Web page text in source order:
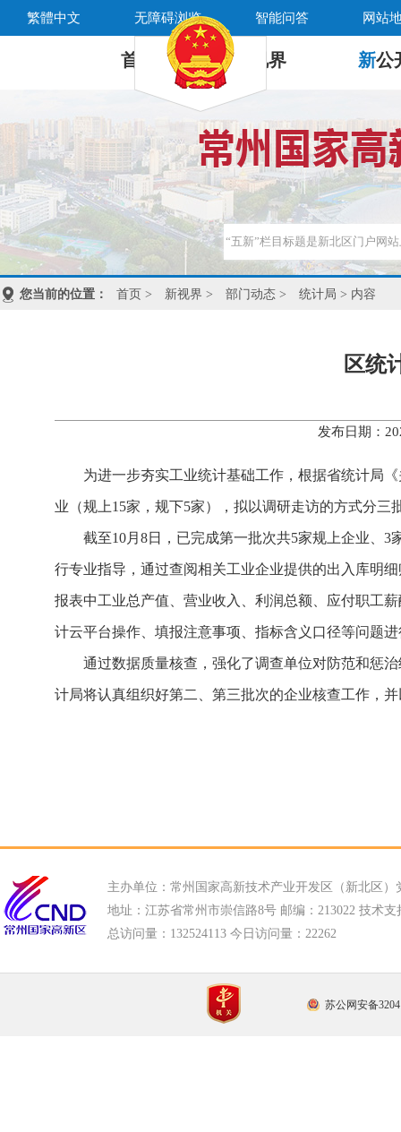
繁體中文 无障碍浏览 智能问答 网站
首 页 新 视界 新公
您当前的位置： 首页 > 新视界 > 部门动态 > 统计局 > 内容
区统
发布日期：
为进一步夯实工业统计基础工作，根据省统计局
业（规上15家，规下5家），拟以调研走访的方式分三
截至10月8日，已完成第一批次共5家规上企业、
行专业指导，通过查阅相关工业企业提供的出入库明
报表中工业总产值、营业收入、利润总额、应付职工
计云平台操作、填报注意事项、指标含义口径等问题
通过数据质量核查，强化了调查单位对防范和惩
计局将认真组织好第二、第三批次的企业核查工作，
主办单位：常州国家高新技术产业开发区（新北区）
地址：江苏省常州市崇信路8号 邮编：213022 技术支
总访问量： 132524113 今日访问量： 22262
苏公网安备